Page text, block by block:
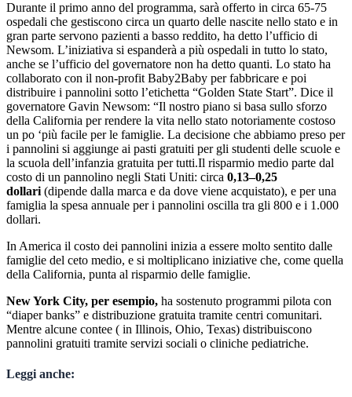
Durante il primo anno del programma, sarà offerto in circa 65-75
ospedali che gestiscono circa un quarto delle nascite nello stato e in
gran parte servono pazienti a basso reddito, ha detto l’ufficio di
Newsom. L’iniziativa si espanderà a più ospedali in tutto lo stato,
anche se l’ufficio del governatore non ha detto quanti. Lo stato ha
collaborato con il non-profit Baby2Baby per fabbricare e poi
distribuire i pannolini sotto l’etichetta “Golden State Start”. Dice il
governatore Gavin Newsom: “Il nostro piano si basa sullo sforzo
della California per rendere la vita nello stato notoriamente costoso
un po ‘più facile per le famiglie. La decisione che abbiamo preso per
i pannolini si aggiunge ai pasti gratuiti per gli studenti delle scuole e
la scuola dell’infanzia gratuita per tutti.Il risparmio medio parte dal
costo di un pannolino negli Stati Uniti: circa 0,13–0,25
dollari (dipende dalla marca e da dove viene acquistato), e per una
famiglia la spesa annuale per i pannolini oscilla tra gli 800 e i 1.000
dollari.
In America il costo dei pannolini inizia a essere molto sentito dalle
famiglie del ceto medio, e si moltiplicano iniziative che, come quella
della California, punta al risparmio delle famiglie.
New York City, per esempio, ha sostenuto programmi pilota con
“diaper banks” e distribuzione gratuita tramite centri comunitari.
Mentre alcune contee ( in Illinois, Ohio, Texas) distribuiscono
pannolini gratuiti tramite servizi sociali o cliniche pediatriche.
Leggi anche: